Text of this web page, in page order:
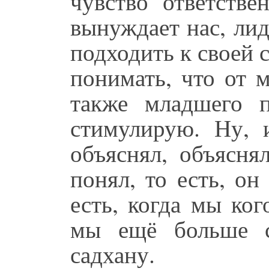
вынуждает нас,
подходить к своей
понимать, что от
также младшего
стимулирую. Ну,
объяснял,
понял, то есть,
есть, когда мы
мы ещё больше
садхану.